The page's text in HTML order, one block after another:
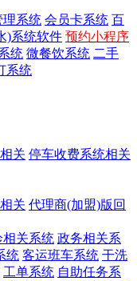
理系统 会员卡系统 百
)系统软件 预约小程序
统 微餐饮系统 二手
系统
关 停车收费系统相关
关 代理商(加盟)版回
相关系统 政务相关系
统 客运班车系统 干洗
工单系统 自助任务系